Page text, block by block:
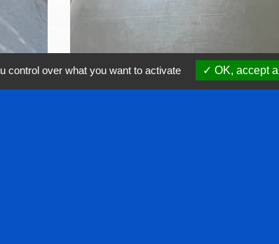
control over what you want to activate OK, accept all